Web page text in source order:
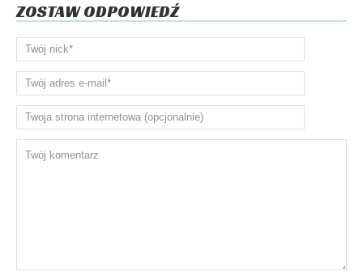
ZOSTAW ODPOWIEDŹ